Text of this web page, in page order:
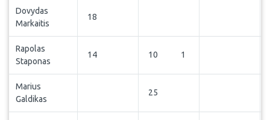
Dovydas
Markaitis
18
Rapolas
Staponas
14 10 1
Marius
Galdikas
25